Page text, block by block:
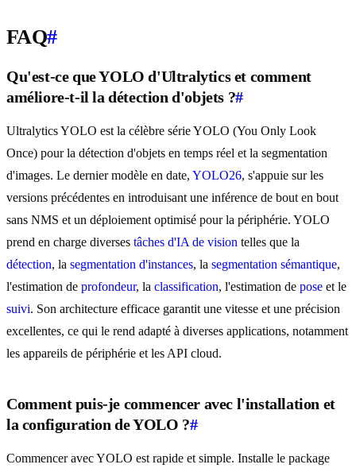
FAQ#
Qu'est-ce que YOLO d'Ultralytics et comment
améliore-t-il la détection d'objets ?#
Ultralytics YOLO est la célèbre série YOLO (You Only Look
Once) pour la détection d'objets en temps réel et la segmentation
d'images. Le dernier modèle en date, YOLO26, s'appuie sur les
versions précédentes en introduisant une inférence de bout en bout
sans NMS et un déploiement optimisé pour la périphérie. YOLO
prend en charge diverses tâches d'IA de vision telles que la
détection, la segmentation d'instances, la segmentation sémantique,
l'estimation de profondeur, la classification, l'estimation de pose et le
suivi. Son architecture efficace garantit une vitesse et une précision
excellentes, ce qui le rend adapté à diverses applications, notamment
les appareils de périphérie et les API cloud.
Comment puis-je commencer avec l'installation et
la configuration de YOLO ?#
Commencer avec YOLO est rapide et simple. Installe le package